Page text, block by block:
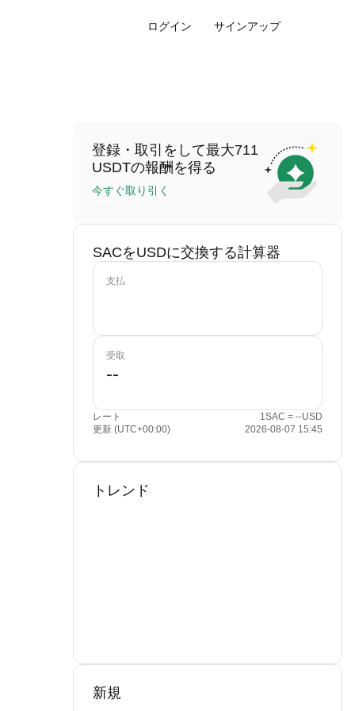
ログイン サインアップ
登録・取引をして最大711
USDTの報酬を得る
今すぐ取り引く
SACをUSDに交換する計算器
支払
受取
レート
1SAC = --USD
更新 (UTC+00:00)
2026-08-07 15:45
トレンド
新規